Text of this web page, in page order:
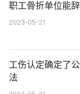
职工骨折单位能
2023-05-21
工伤认定确定了
法